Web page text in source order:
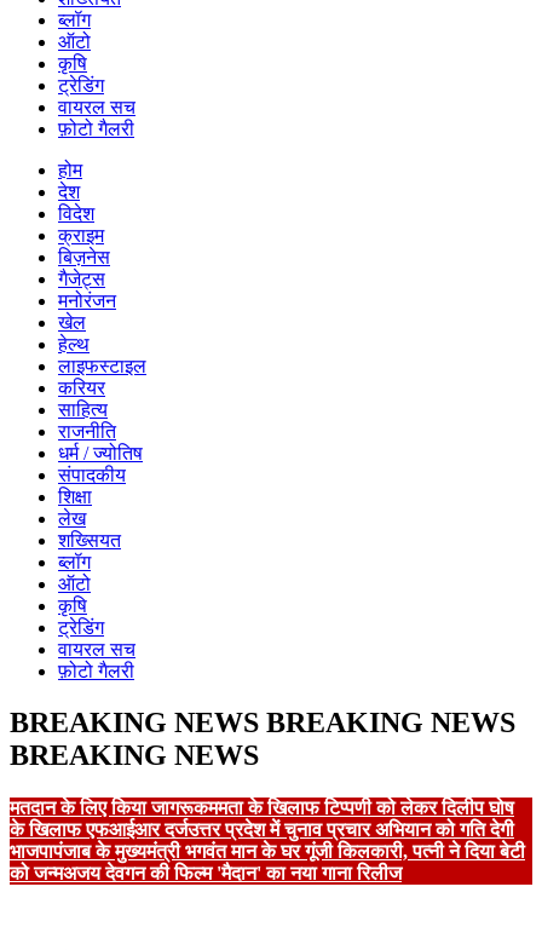
ब्लॉग
ऑटो
कृषि
ट्रेडिंग
वायरल सच
फ़ोटो गैलरी
होम
देश
विदेश
क्राइम
बिज़नेस
गैजेट्स
मनोरंजन
खेल
हेल्थ
लाइफस्टाइल
करियर
साहित्य
राजनीति
धर्म / ज्योतिष
संपादकीय
शिक्षा
लेख
शख्सियत
ब्लॉग
ऑटो
कृषि
ट्रेडिंग
वायरल सच
फ़ोटो गैलरी
BREAKING NEWS BREAKING NEWS
BREAKING NEWS
मतदान के लिए किया जागरूकममता के खिलाफ टिप्पणी को लेकर दिलीप घोष
के खिलाफ एफआईआर दर्जउत्तर प्रदेश में चुनाव प्रचार अभियान को गति देगी
भाजपापंजाब के मुख्यमंत्री भगवंत मान के घर गूंजी किलकारी, पत्नी ने दिया बेटी
को जन्मअजय देवगन की फिल्म 'मैदान' का नया गाना रिलीज